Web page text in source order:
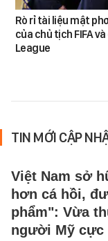
Rò rỉ tài liệu mật
của chủ tịch FIFA
League
TIN MỚI CẬP
Việt Nam sở
hơn cá hồi,
phẩm": Vừa
người Mỹ cực